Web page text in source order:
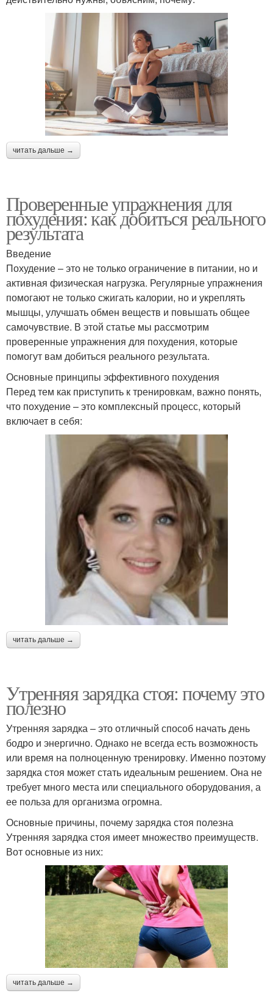
читать дальше →
Проверенные упражнения для
похудения: как добиться реального
результата
Введение
Похудение – это не только ограничение в питании, но и
активная физическая нагрузка. Регулярные упражнения
помогают не только сжигать калории, но и укреплять
мышцы, улучшать обмен веществ и повышать общее
самочувствие. В этой статье мы рассмотрим
проверенные упражнения для похудения, которые
помогут вам добиться реального результата.
Основные принципы эффективного похудения
Перед тем как приступить к тренировкам, важно понять,
что похудение – это комплексный процесс, который
включает в себя:
читать дальше →
Утренняя зарядка стоя: почему это
полезно
Утренняя зарядка – это отличный способ начать день
бодро и энергично. Однако не всегда есть возможность
или время на полноценную тренировку. Именно поэтому
зарядка стоя может стать идеальным решением. Она не
требует много места или специального оборудования, а
ее польза для организма огромна.
Основные причины, почему зарядка стоя полезна
Утренняя зарядка стоя имеет множество преимуществ.
Вот основные из них:
читать дальше →